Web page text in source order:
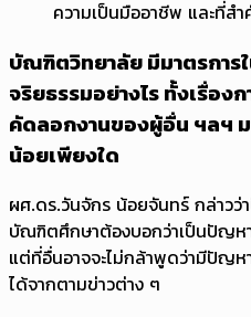
ความเป็นมืออาชีพ และที่ส
บัณฑิตวิทยาลัย มีมาตรการ
จริยธรรมอย่างไร ทั้งเรื่อง
คัดลอกงานของผู้อื่น ฯลฯ
น้อยเพียงใด
ผศ.ดร.วันจักร น้อยจันทร์ กล่าวว่
บัณฑิตศึกษาต้องบอกว่าเป็นปัญห
แต่ที่อื่นอาจจะไม่กล้าพูดว่ามีปัญห
ได้จากตามข่าวต่าง ๆ